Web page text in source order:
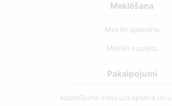
Meklēšana
Meklēt apbedīto
Meklēt kapsētu
Pakalpojumi
Apbedījuma vietu uzkopšana un